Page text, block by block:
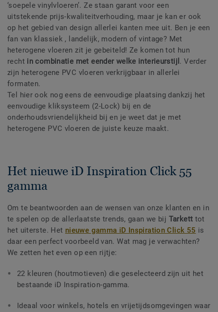
‘soepele vinylvloeren’. Ze staan garant voor een
uitstekende prijs-kwaliteitverhouding, maar je kan er ook
op het gebied van design allerlei kanten mee uit. Ben je een
fan van klassiek , landelijk, modern of vintage? Met
heterogene vloeren zit je gebeiteld! Ze komen tot hun
recht in combinatie met eender welke interieurstijl . Verder
zijn heterogene PVC vloeren verkrijgbaar in allerlei
formaten.
Tel hier ook nog eens de eenvoudige plaatsing dankzij het
eenvoudige kliksysteem (2-Lock) bij en de
onderhoudsvriendelijkheid bij en je weet dat je met
heterogene PVC vloeren de juiste keuze maakt.
Het nieuwe iD Inspiration Click 55
gamma
Om te beantwoorden aan de wensen van onze klanten en in
te spelen op de allerlaatste trends, gaan we bij Tarkett tot
het uiterste. Het nieuwe gamma iD Inspiration Click 55 is
daar een perfect voorbeeld van. Wat mag je verwachten?
We zetten het even op een rijtje:
22 kleuren (houtmotieven) die geselecteerd zijn uit het
bestaande iD Inspiration-gamma.
Ideaal voor winkels, hotels en vrijetijdsomgevingen waar